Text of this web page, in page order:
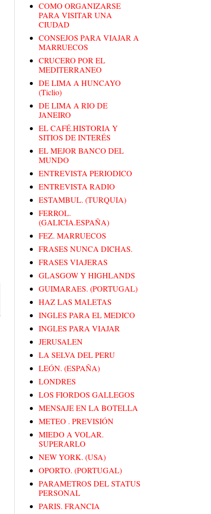
COMO ORGANIZARSE
PARA VISITAR UNA
CIUDAD
CONSEJOS PARA VIAJAR A
MARRUECOS
CRUCERO POR EL
MEDITERRANEO
DE LIMA A HUNCAYO
(Ticlio)
DE LIMA A RIO DE
JANEIRO
EL CAFÉ.HISTORIA Y
SITIOS DE INTERÉS
EL MEJOR BANCO DEL
MUNDO
ENTREVISTA PERIODICO
ENTREVISTA RADIO
ESTAMBUL. (TURQUIA)
FERROL.
(GALICIA.ESPAÑA)
FEZ. MARRUECOS
FRASES NUNCA DICHAS.
FRASES VIAJERAS
GLASGOW Y HIGHLANDS
GUIMARAES. (PORTUGAL)
HAZ LAS MALETAS
INGLES PARA EL MEDICO
INGLES PARA VIAJAR
JERUSALEN
LA SELVA DEL PERU
LEÓN. (ESPAÑA)
LONDRES
LOS FIORDOS GALLEGOS
MENSAJE EN LA BOTELLA
METEO . PREVISIÓN
MIEDO A VOLAR.
SUPERARLO
NEW YORK. (USA)
OPORTO. (PORTUGAL)
PARAMETROS DEL STATUS
PERSONAL
PARIS. FRANCIA